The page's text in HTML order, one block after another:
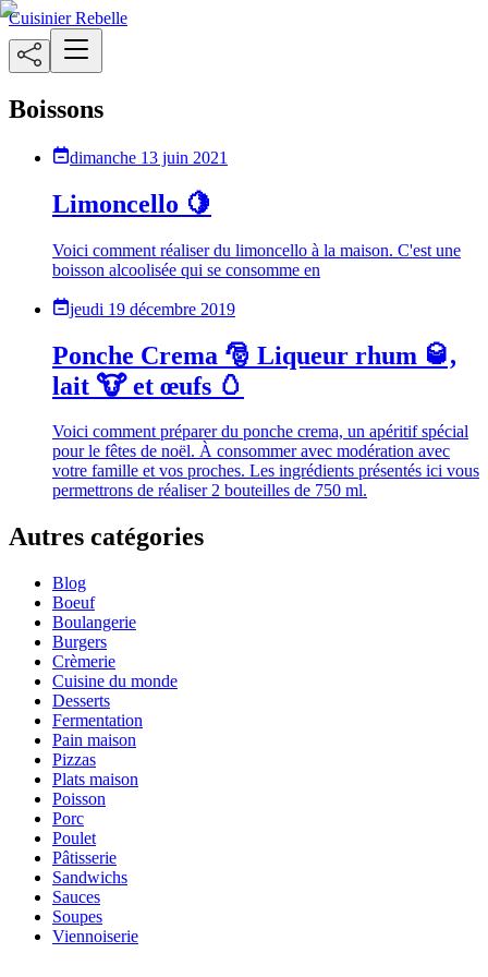
Cuisinier Rebelle
Boissons
dimanche 13 juin 2021
Limoncello 🍋
Voici comment réaliser du limoncello à la maison. C'est une
boisson alcoolisée qui se consomme en
jeudi 19 décembre 2019
Ponche Crema 🎅 Liqueur rhum 🥃,
lait 🐮 et œufs 🥚
Voici comment préparer du ponche crema, un apéritif spécial
pour le fêtes de noël. À consommer avec modération avec
votre famille et vos proches. Les ingrédients présentés ici vous
permettrons de réaliser 2 bouteilles de 750 ml.
Autres catégories
Blog
Boeuf
Boulangerie
Burgers
Crèmerie
Cuisine du monde
Desserts
Fermentation
Pain maison
Pizzas
Plats maison
Poisson
Porc
Poulet
Pâtisserie
Sandwichs
Sauces
Soupes
Viennoiserie